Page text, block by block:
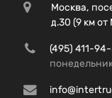
Москва,
д.30 (9 км
(495) 411-